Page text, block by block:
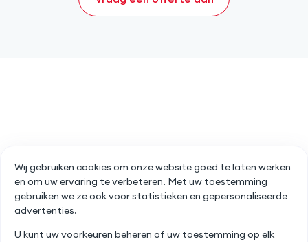
Wij gebruiken cookies om onze website goed te laten werken
en om uw ervaring te verbeteren. Met uw toestemming
gebruiken we ze ook voor statistieken en gepersonaliseerde
advertenties.
U kunt uw voorkeuren beheren of uw toestemming op elk